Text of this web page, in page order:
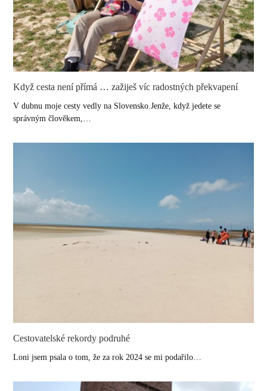
Když cesta není přímá … zažiješ víc radostných překvapení
V dubnu moje cesty vedly na Slovensko.Jenže, když jedete se
správným člověkem,…
Cestovatelské rekordy podruhé
Loni jsem psala o tom, že za rok 2024 se mi podařilo…